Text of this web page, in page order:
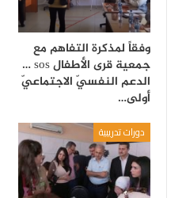
وفقاً لمذكرة التفاهم مع
جمعية قرى الأطفال sos …
الدعم النفسيّ الاجتماعيّ
أولى…
دورات تدريبية